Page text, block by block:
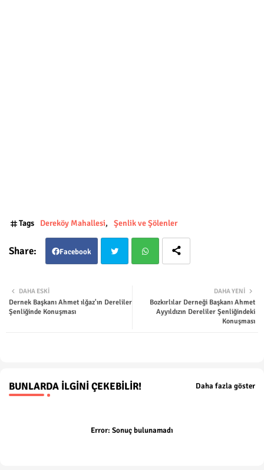
Tags Dereköy Mahallesi Şenlik ve Şölenler
Facebook
ter tsap
DAHA YENI
Bozkırlılar Derneği Başkanı Ahmet
Ayyıldızın Dereliler Şenliğindeki
Konuşması
DAHA ESKI
Dernek Başkanı Ahmet ılğaz'ın Dereliler
Şenliğinde Konuşması
BUNLARDA İLGINI ÇEKEBILIR! Daha fazla göster
Error: Sonuç bulunamadı